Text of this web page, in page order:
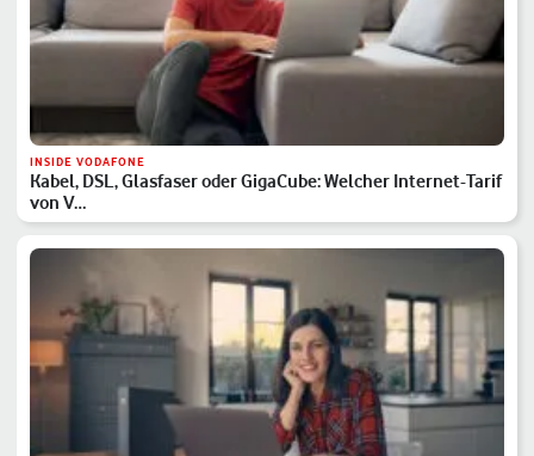
INSIDE VODAFONE
Kabel, DSL, Glasfaser oder GigaCube: Welcher Internet-Tarif
von V…